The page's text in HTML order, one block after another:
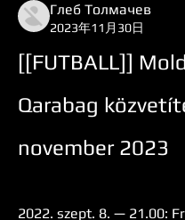
Глеб Толмачев
2023年11月30日
[[FUTBALL]]
Qarabag
november 2023
2022. szept. 8. — 21.00: